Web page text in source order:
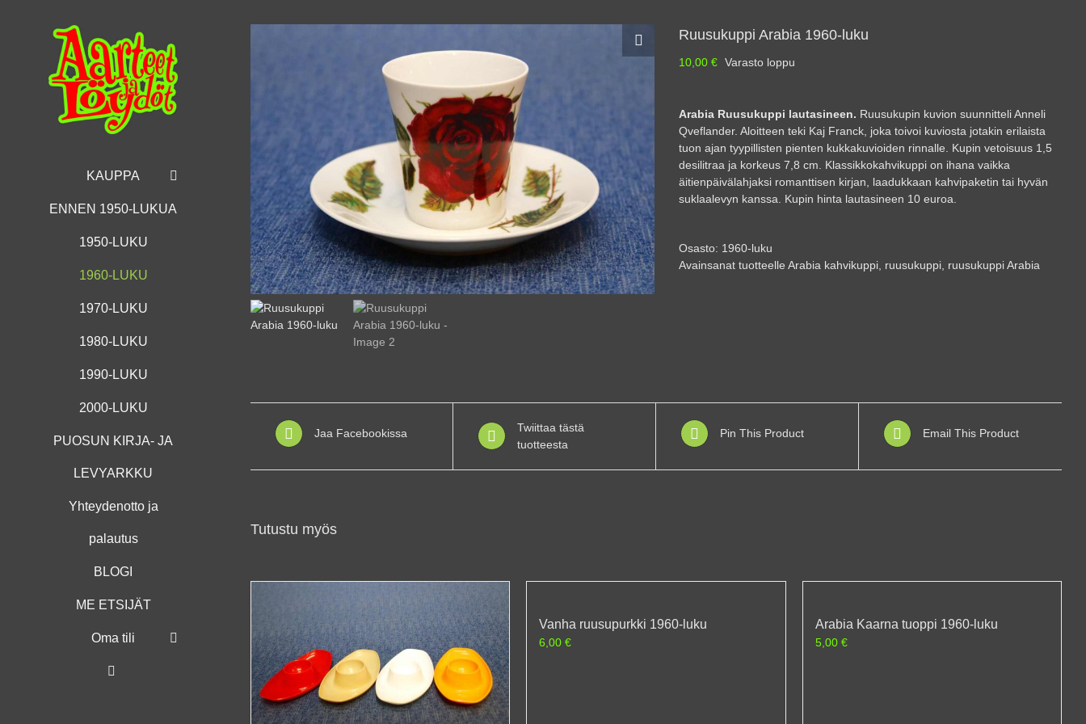
KAUPPA
ENNEN 1950-LUKUA
1950-LUKU
1960-LUKU
1970-LUKU
1980-LUKU
1990-LUKU
2000-LUKU
PUOSUN KIRJA- JA
LEVYARKKU
Yhteydenotto ja
palautus
BLOGI
ME ETSIJÄT
Oma tili
Ruusukuppi Arabia 1960-luku
10,00 € Varasto loppu
Arabia Ruusukuppi lautasineen. Ruusukupin kuvion suunnitteli Anneli
Qveflander. Aloitteen teki Kaj Franck, joka toivoi kuviosta jotakin erilaista
tuon ajan tyypillisten pienten kukkakuvioiden rinnalle. Kupin vetoisuus 1,5
desilitraa ja korkeus 7,8 cm. Klassikkokahvikuppi on ihana vaikka
äitienpäivälahjaksi romanttisen kirjan, laadukkaan kahvipaketin tai hyvän
suklaalevyn kanssa. Kupin hinta lautasineen 10 euroa.
Osasto: 1960-luku
Avainsanat tuotteelle Arabia kahvikuppi ruusukuppi ruusukuppi Arabia
Jaa Facebookissa
Twiittaa tästä
tuotteesta
Pin This Product Email This Product
Tutustu myös
Vanha ruusupurkki 1960-luku
6,00€
Arabia Kaarna tuoppi 1960-luku
5,00 €